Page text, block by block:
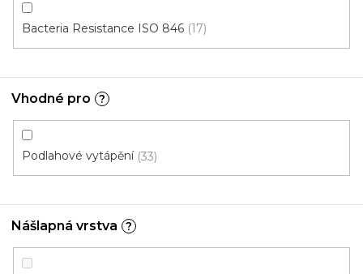
Bacteria Resistance ISO 846 17
Vhodné pro ?
Podlahové vytápění 33
Nášlapná vrstva ?
Vinylová podlaha DP 9590 Dub královský hnědý
U vás za 3-7 dní
699 Kč
Měrná
od 156,60 Kč / 1 m2